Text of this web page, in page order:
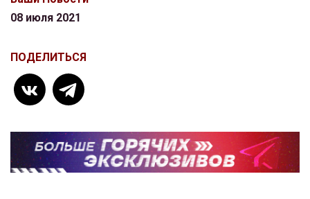
08 июля 2021
ПОДЕЛИТЬСЯ